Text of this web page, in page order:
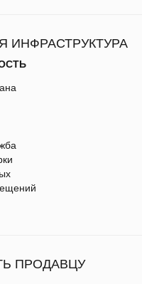
ИНФРАСТРУКТУРА
ПРОДАВЦУ